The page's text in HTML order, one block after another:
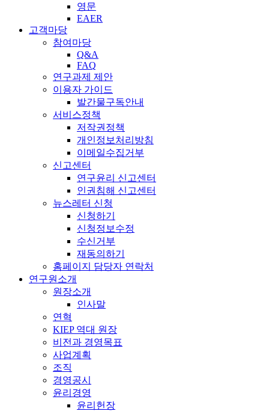
영문
EAER
고객마당
참여마당
Q&A
FAQ
연구과제 제안
이용자 가이드
발간물구독안내
서비스정책
저작권정책
개인정보처리방침
이메일수집거부
신고센터
연구윤리 신고센터
인권침해 신고센터
뉴스레터 신청
신청하기
신청정보수정
수신거부
재동의하기
홈페이지 담당자 연락처
연구원소개
원장소개
인사말
연혁
KIEP 역대 원장
비전과 경영목표
사업계획
조직
경영공시
윤리경영
윤리헌장